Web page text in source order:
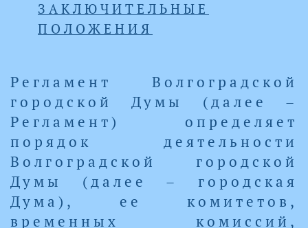
ЗАКЛЮЧИТЕЛЬНЫЕ
ПОЛОЖЕНИЯ
Регламент Волгоградской
городской Думы (далее –
Регламент) определяет
порядок деятельности
Волгоградской городской
Думы (далее – городская
Дума), ее комитетов,
временных комиссий,